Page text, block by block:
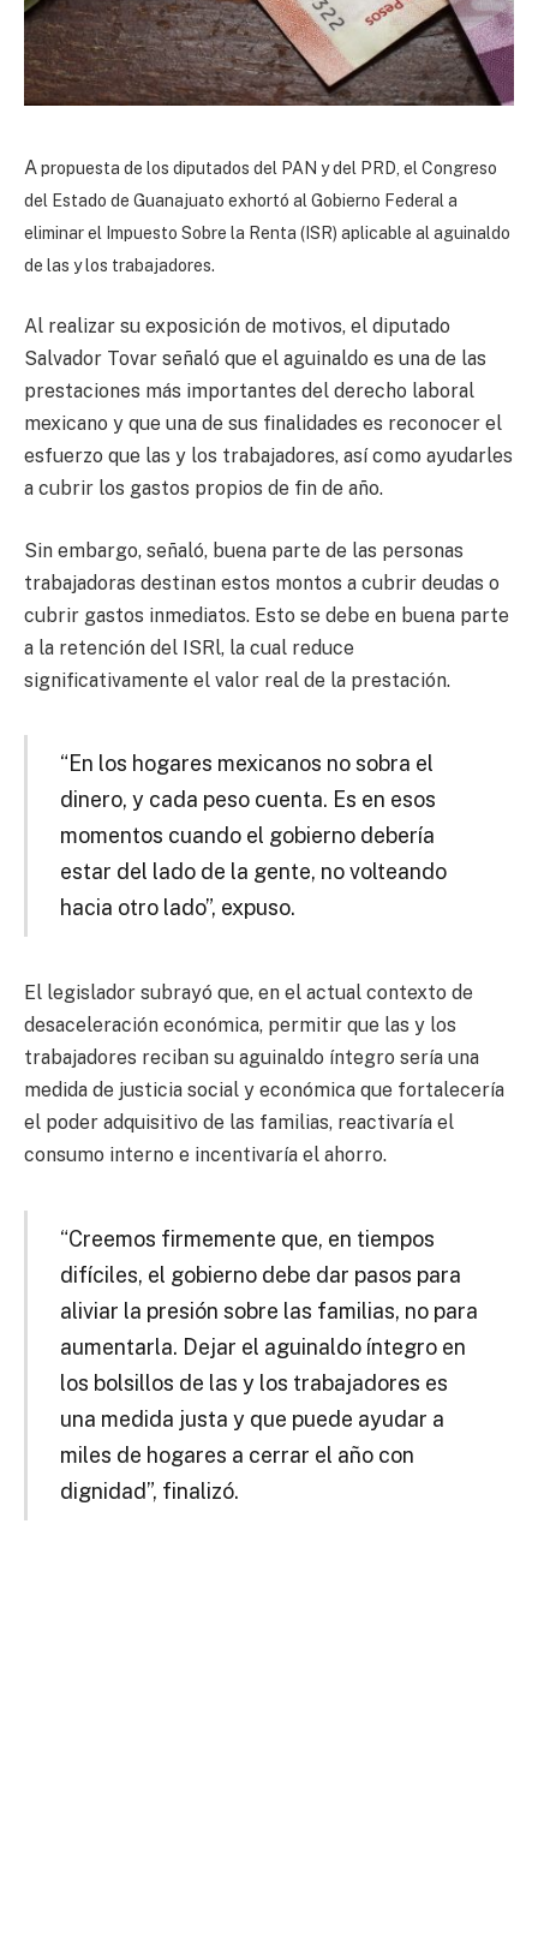
Apropuesta de los diputados del PAN y del PRD, el Congreso
del Estado de Guanajuato exhortó al Gobierno Federal a
eliminar el Impuesto Sobre la Renta (ISR) aplicable al aguinaldo
de las y los trabajadores.
Al realizar su exposición de motivos, el diputado
Salvador Tovar señaló que el aguinaldo es una de las
prestaciones más importantes del derecho laboral
mexicano y que una de sus finalidades es reconocer el
esfuerzo que las y los trabajadores, así como ayudarles
a cubrir los gastos propios de fin de año.
Sin embargo, señaló, buena parte de las personas
trabajadoras destinan estos montos a cubrir deudas o
cubrir gastos inmediatos. Esto se debe en buena parte
a la retención del ISRl, la cual reduce
significativamente el valor real de la prestación.
“En los hogares mexicanos no sobra el
dinero, y cada peso cuenta. Es en esos
momentos cuando el gobierno debería
estar del lado de la gente, no volteando
hacia otro lado”, expuso.
El legislador subrayó que, en el actual contexto de
desaceleración económica, permitir que las y los
trabajadores reciban su aguinaldo íntegro sería una
medida de justicia social y económica que fortalecería
el poder adquisitivo de las familias, reactivaría el
consumo interno e incentivaría el ahorro.
“Creemos firmemente que, en tiempos
difíciles, el gobierno debe dar pasos para
aliviar la presión sobre las familias, no para
aumentarla. Dejar el aguinaldo íntegro en
los bolsillos de las y los trabajadores es
una medida justa y que puede ayudar a
miles de hogares a cerrar el año con
dignidad”, finalizó.